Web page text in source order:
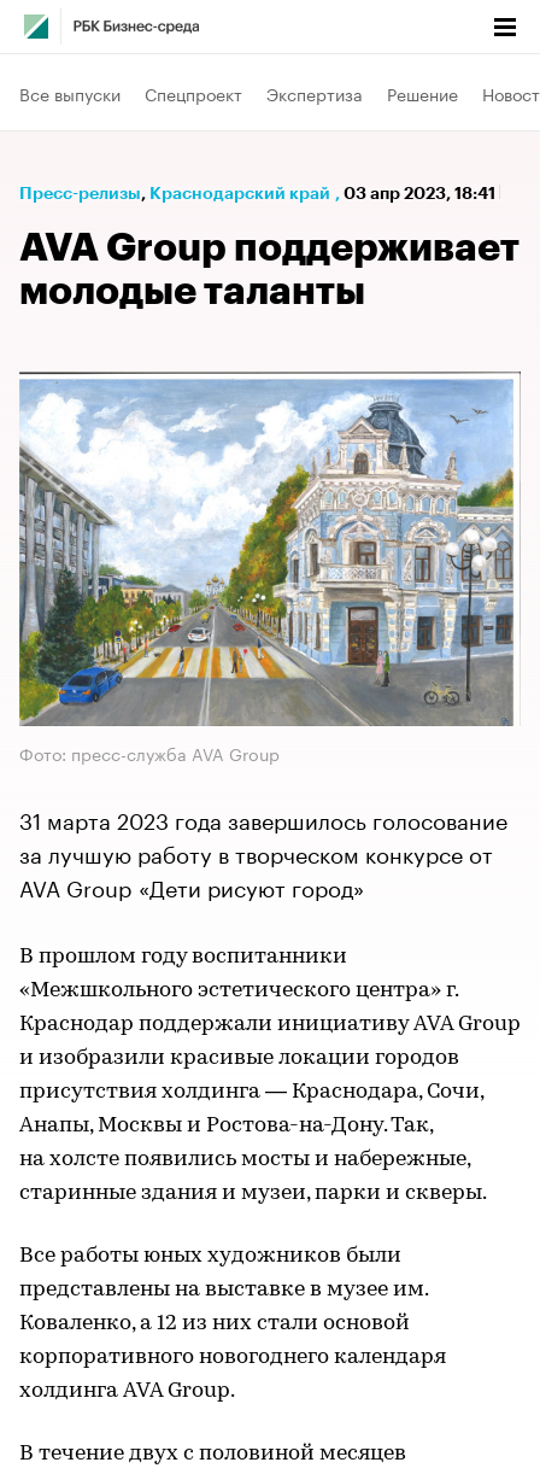
Все выпуски Спецпроект Экспертиза Решение
Пресс-релизы⁠, Краснодарский край , 03 апр 2023, 18:41
AVA Group поддерживает
молодые таланты
Фото: пресс-служба AVA Group
31 марта 2023 года завершилось голосование
за лучшую работу в творческом конкурсе от
AVA Group «Дети рисуют город»
В прошлом году воспитанники
«Межшкольного эстетического центра» г.
Краснодар поддержали инициативу AVA Group
и изобразили красивые локации городов
присутствия холдинга — Краснодара, Сочи,
Анапы, Москвы и Ростова-на-Дону. Так,
на холсте появились мосты и набережные,
старинные здания и музеи, парки и скверы.
Все работы юных художников были
представлены на выставке в музее им.
Коваленко, а 12 из них стали основой
корпоративного новогоднего календаря
холдинга AVA Group.
В течение двух с половиной месяцев